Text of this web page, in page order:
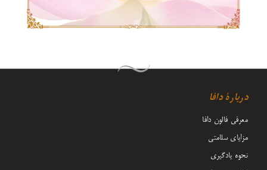
دربارۀ دافا
معرفی فالون دافا
مزایای سلامتی
نحوه یادگیری